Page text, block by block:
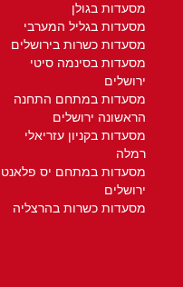
מסעדות בגולן
מסעדות בגליל המערבי
מסעדות כשרות בירושלים
מסעדות בסינמה סיטי
ירושלים
מסעדות במתחם התחנה
הראשונה ירושלים
מסעדות בקניון עזריאלי
רמלה
מסעדות במתחם יס פלאנט
ירושלים
מסעדות כשרות בהרצליה